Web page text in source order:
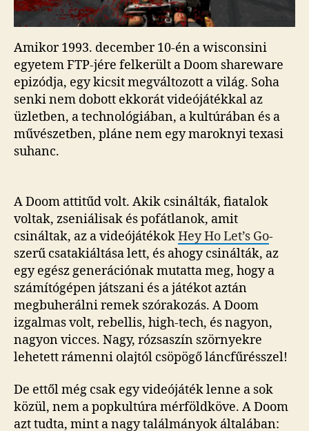
Amikor 1993. december 10-én a wisconsini
egyetem FTP-jére felkerült a Doom shareware
epizódja, egy kicsit megváltozott a világ. Soha
senki nem dobott ekkorát videójátékkal az
üzletben, a technológiában, a kultúrában és a
művészetben, pláne nem egy maroknyi texasi
suhanc.
A Doom attitűd volt. Akik csinálták, fiatalok
voltak, zseniálisak és pofátlanok, amit
csináltak, az a videójátékokHey Ho Let’s Go-
szerű csatakiáltása lett, és ahogy csinálták, az
egy egész generációnak mutatta meg, hogy a
számítógépen játszani és a játékot aztán
megbuherálni remek szórakozás. A Doom
izgalmas volt, rebellis, high-tech, és nagyon,
nagyon vicces. Nagy, rózsaszín szörnyekre
lehetett rámenni olajtól csöpögő láncfűrésszel!
De ettől még csak egy videójáték lenne a sok
közül, nem a popkultúra mérföldköve. A Doom
azt tudta, mint a nagy találmányok általában: